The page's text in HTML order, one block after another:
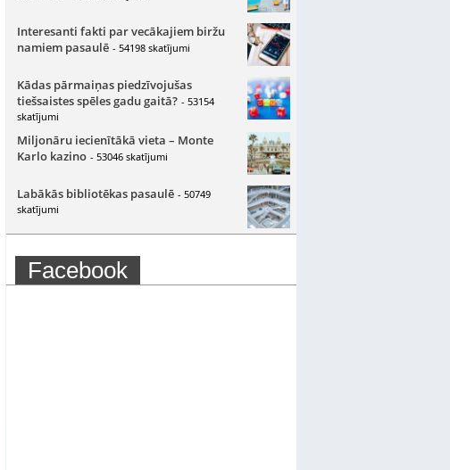
Interesanti fakti par vecākajiem biržu
namiem pasaulē - 54198 skatījumi
Kādas pārmaiņas piedzīvojušas
tiešsaistes spēles gadu gaitā? - 53154
skatījumi
Miljonāru iecienītākā vieta – Monte
Karlo kazino - 53046 skatījumi
Labākās bibliotēkas pasaulē - 50749
skatījumi
Facebook